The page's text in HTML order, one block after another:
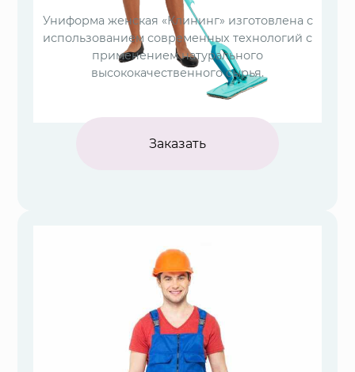
Униформа женская «Клининг» изготовлена с
использованием современных технологий с
применением натурального
высококачественного сырья.
Заказать